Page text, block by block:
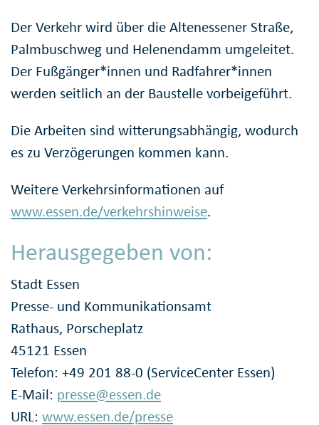
Der Verkehr wird über die Altenessener Straße,
Palmbuschweg und Helenendamm umgeleitet.
Der Fußgänger*innen und Radfahrer*innen
werden seitlich an der Baustelle vorbeigeführt.
Die Arbeiten sind witterungsabhängig, wodurch
es zu Verzögerungen kommen kann.
Weitere Verkehrsinformationen auf
www.essen.de/verkehrshinweise.
Herausgegeben von:
Stadt Essen
Presse- und Kommunikationsamt
Rathaus, Porscheplatz
45121 Essen
Telefon: +49 201 88-0 (ServiceCenter Essen)
E-Mail: presse@essen.de
URL: www.essen.de/presse